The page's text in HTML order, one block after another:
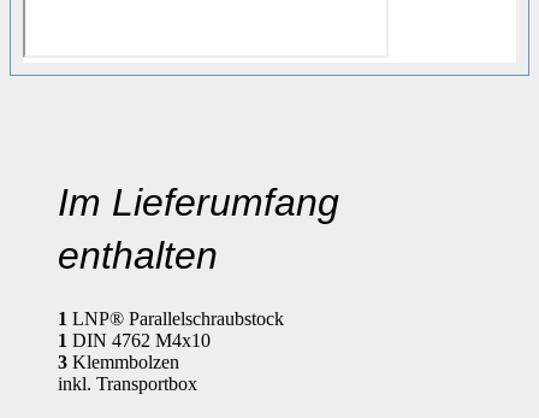
Im Lieferumfang
enthalten
1 LNP® Parallelschraubstock
1 DIN 4762 M4x10
3 Klemmbolzen
inkl. Transportbox